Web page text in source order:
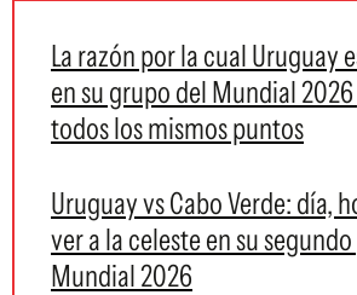
La razón por la cual Uruguay
en su grupo del Mundial
todos los mismos puntos
Uruguay vs Cabo Verde: día,
ver a la celeste en su
Mundial 2026